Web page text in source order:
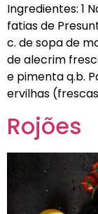
Ingredientes: 1
fatias de
c. de sopa de
de alecrim
e pimenta q.b.
ervilhas
Rojões